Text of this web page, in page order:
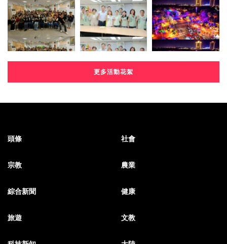
更多活動花絮
頭條 社會
宗教 農業
綜合新聞 健康
旅遊 文教